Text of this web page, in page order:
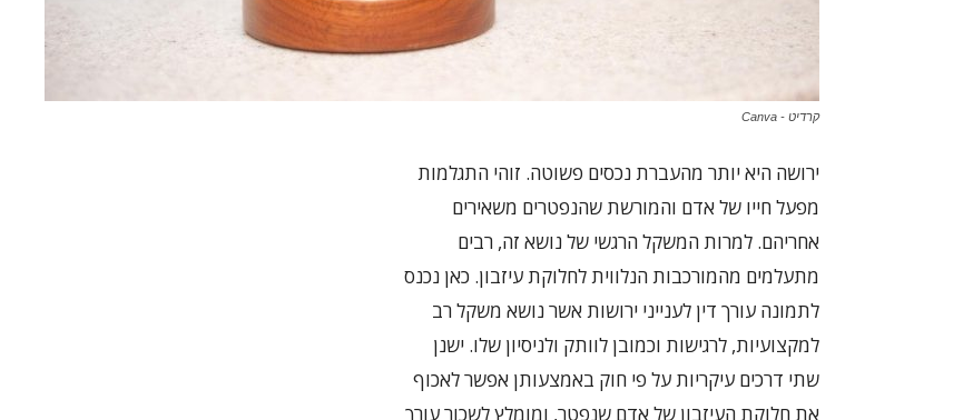
קרדיט - Canva
ירושה היא יותר מהעברת נכסים פשוטה. זוהי התגלמות
מפעל חייו של אדם והמורשת שהנפטרים משאירים
אחריהם. למרות המשקל הרגשי של נושא זה, רבים
מתעלמים מהמורכבות הנלווית לחלוקת עיזבון. כאן נכנס
לתמונה עורך דין לענייני ירושות אשר נושא משקל רב
למקצועיות, לרגישות וכמובן לוותק ולניסיון שלו. ישנן
שתי דרכים עיקריות על פי חוק באמצעותן אפשר לאכוף
את חלוקת העיזבון של אדם שנפטר, ומומלץ לשכור עורך